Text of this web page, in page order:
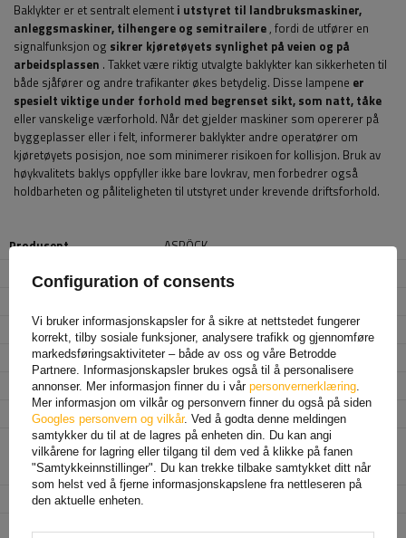
Baklykter er et sentralt element i utstyret til landbruksmaskiner,
anleggsmaskiner, tilhengere og semitrailere, fordi de utfører en
signalfunksjon og sikrer kjøretøyets synlighet på veien og på
arbeidsplassen . Takket være riktig utvalgte baklykter kan sikkerheten til
både sjåfører og andre trafikanter økes betydelig. Disse lampene er
spesielt viktige under forhold med begrenset sikt, som natt, tåke
eller vanskelige værforhold. Når det gjelder maskiner som opererer på
byggeplasser eller i felt, informerer baklykter andre operatører om
kjøretøyets posisjon, noe som minimerer risikoen for kollisjon. Bruk av
høykvalitets baklys oppfyller ikke bare lovkrav, men forbedrer også
holdbarheten og påliteligheten til utstyret under krevende driftsforhold.
Produsent
ASPÖCK
Produktkode
UT001445
Monteringsside
venstre+høyre
Lyskilde
LED/ pære
Spenning
12 V
Tilkoblingstype
5 PIN byonet
Lampefunksjoner
Posisjonslys,Stopplys,Retningsindikator
Baklys ,Tåkelys,Nummerskiltbelysning
Reflektor
Bredde
Høyde
140 mm
Configuration of consents
Vi bruker informasjonskapsler for å sikre at nettstedet fungerer
korrekt, tilby sosiale funksjoner, analysere trafikk og gjennomføre
markedsføringsaktiviteter – både av oss og våre Betrodde
Partnere. Informasjonskapsler brukes også til å personalisere
annonser. Mer informasjon finner du i vår personvernerklæring
Mer informasjon om vilkår og personvern finner du også på siden
Googles personvern og vilkår. Ved å godta denne meldingen
samtykker du til at de lagres på enheten din. Du kan angi
vilkårene for lagring eller tilgang til dem ved å klikke på fanen
"Samtykkeinnstillinger". Du kan trekke tilbake samtykket ditt når
som helst ved å fjerne informasjonskapslene fra nettleseren på
den aktuelle enheten.